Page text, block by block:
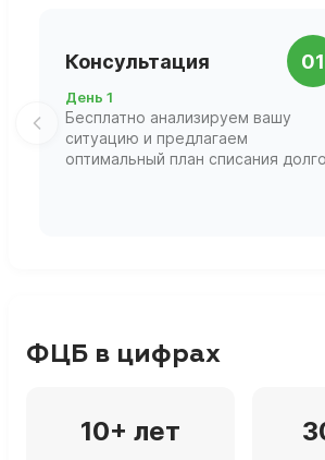
Консультация 01
День 1
Бесплатно анализируем вашу
ситуацию и предлагаем
оптимальный план списания
ФЦБ в цифрах
10+ лет